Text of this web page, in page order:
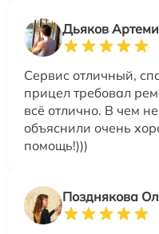
Дьяков
Сервис отличный,
прицел требовал
всё отлично. В чем
объяснили очень
помощь!)))
Позднякова